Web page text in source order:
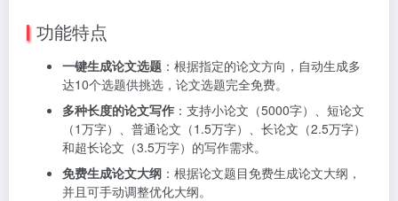
功能特点
一键生成论文选题 ：根据指定的论文方向，自动生成多
达10个选题供挑选，论文选题完全免费。
多种长度的论文写作 ：支持小论文（5000字）、短论文
（1万字）、普通论文（1.5万字）、长论文（2.5万字）
和超长论文（3.5万字）的写作需求。
免费生成论文大纲 ：根据论文题目免费生成论文大纲，
并且可手动调整优化大纲。